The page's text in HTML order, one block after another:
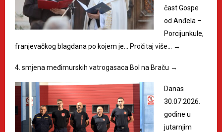
čast Gospe
od Anđela –
Porcijunkule,
franjevačkog blagdana po kojem je… Pročitaj više… →
4. smjena međimurskih vatrogasaca Bol na Braču →
Danas
30.07.2026.
godine u
jutarnjim